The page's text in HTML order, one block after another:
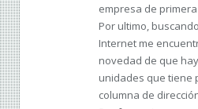
empresa de
Por ultimo,
Internet me
novedad de que
unidades que tiene
columna de